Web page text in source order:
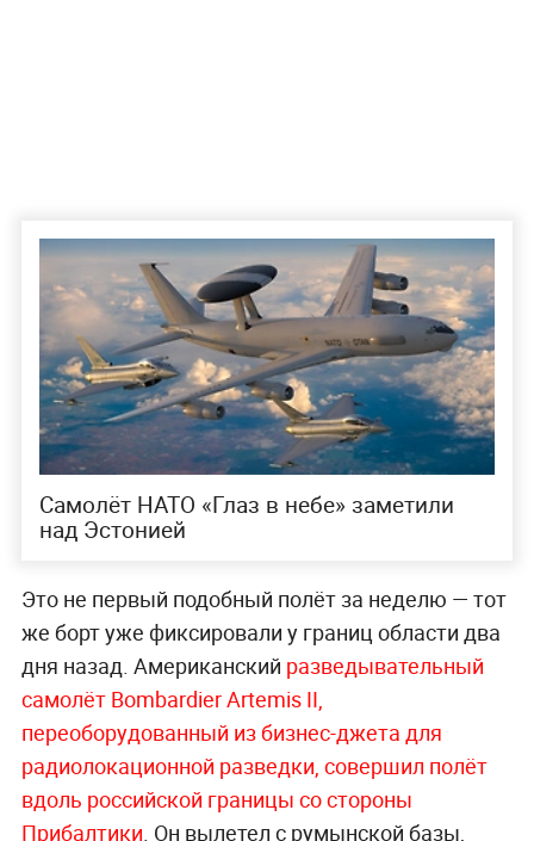
Самолёт НАТО «Глаз в небе» заметили
над Эстонией
Это не первый подобный полёт за неделю — тот
же борт уже фиксировали у границ области два
дня назад. Американский разведывательный
самолёт Bombardier Artemis II,
переоборудованный из бизнес-джета для
радиолокационной разведки, совершил полёт
вдоль российской границы со стороны
Прибалтики. Он вылетел с румынской базы,